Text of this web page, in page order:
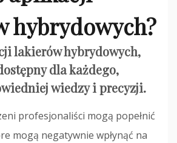
hybrydowych?
lakierów hybrydowych,
dla każdego,
wiedzy i precyzji.
profesjonaliści mogą popełnić
mogą negatywnie wpłynąć na